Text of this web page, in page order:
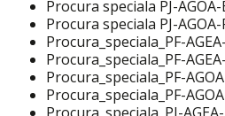
Procura speciala PJ-
Procura speciala PJ-AGOA-
Procura_speciala_PF-
Procura_speciala_PF-
Procura_speciala_PF-
Procura_speciala_PF-